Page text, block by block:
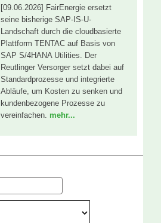
[09.06.2026] FairEnergie ersetzt
seine bisherige SAP-IS-U-
Landschaft durch die cloudbasierte
Plattform TENTAC auf Basis von
SAP S/4HANA Utilities. Der
Reutlinger Versorger setzt dabei auf
Standardprozesse und integrierte
Abläufe, um Kosten zu senken und
kundenbezogene Prozesse zu
vereinfachen. mehr...